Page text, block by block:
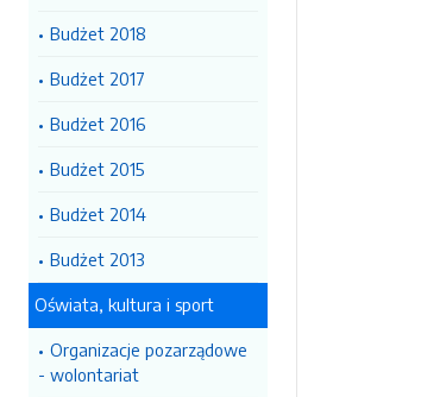
Budżet 2018
Budżet 2017
Budżet 2016
Budżet 2015
Budżet 2014
Budżet 2013
Oświata, kultura i sport
Organizacje pozarządowe
- wolontariat